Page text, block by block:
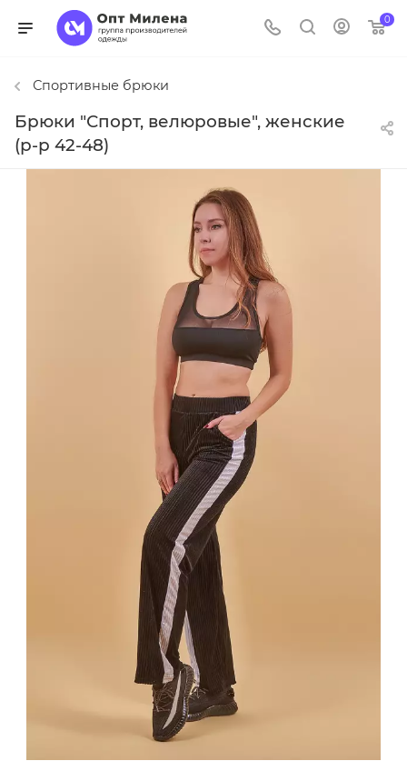
0
Спортивные брюки
Брюки "Спорт, велюровые", женские
(р-р 42-48)